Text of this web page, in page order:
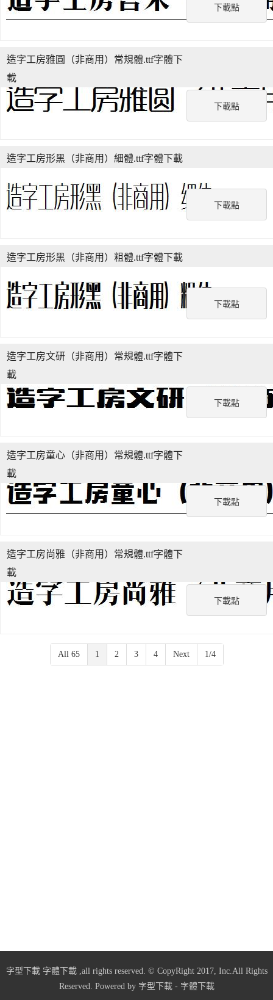
下載點
下載點
造字工房雅圓（非商用）常規體.ttf字體下
載
下載點
造字工房形黑（非商用）細體.ttf字體下載
下載點
造字工房形黑（非商用）粗體.ttf字體下載
下載點
造字工房文研（非商用）常規體.ttf字體下
載
下載點
造字工房童心（非商用）常規體.ttf字體下
載
下載點
造字工房尚雅（非商用）常規體.ttf字體下
載
All 65 1 2 3 4 Next 1/4
字型下載 字體下載,all rights reserved. © CopyRight 2017, Inc.All Rights
Reserved. Powered by 字型下載- 字體下載